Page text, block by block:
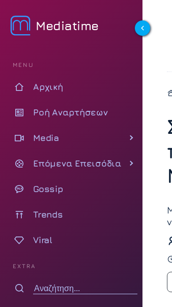
Mediatime
MENU
Αρχική
Ροή Αναρτήσεων
Media
Επόμενα Επεισόδια
Gossip
Trends
Viral
EXTRA